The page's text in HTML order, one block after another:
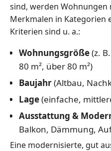
sind, werden Wohnungen
Merkmalen in Kategorien
Kriterien sind u. a.:
Wohnungsgröße(z.
80 m², über 80 m²)
Baujahr(Altbau,
Lage(einfache,
Ausstattung &
Balkon, Dämmung,
Eine modernisierte, gut